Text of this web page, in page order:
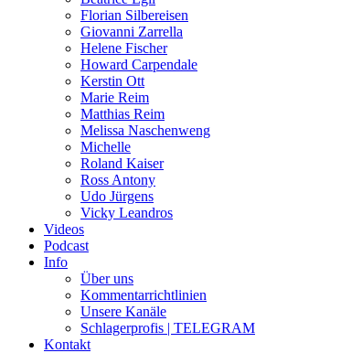
Florian Silbereisen
Giovanni Zarrella
Helene Fischer
Howard Carpendale
Kerstin Ott
Marie Reim
Matthias Reim
Melissa Naschenweng
Michelle
Roland Kaiser
Ross Antony
Udo Jürgens
Vicky Leandros
Videos
Podcast
Info
Über uns
Kommentarrichtlinien
Unsere Kanäle
Schlagerprofis | TELEGRAM
Kontakt